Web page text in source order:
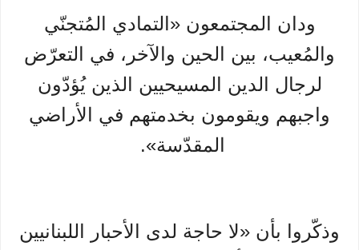
ودان المجتمعون «التمادي المُتجنّي
والمُعيب، بين الحين والآخر، في التعرّض
لرجال الدين المسيحيين الذين يُؤدّون
واجبهم ويقومون بخدمتهم في الأراضي
المقدّسة».
وذكّروا بأن «لا حاجة لدى الأحبار اللبنانيين